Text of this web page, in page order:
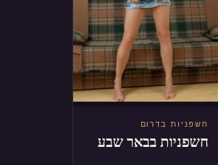
חשפניות בדרום
חשפניות בבאר שבע